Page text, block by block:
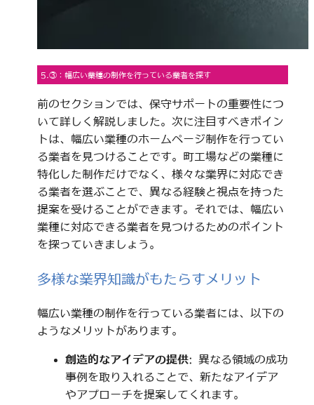
5.③：幅広い業種の制作を行っている業者を探す
前のセクションでは、保守サポートの重要性につ
いて詳しく解説しました。次に注目すべきポイン
トは、幅広い業種のホームページ制作を行ってい
る業者を見つけることです。町工場などの業種に
特化した制作だけでなく、様々な業界に対応でき
る業者を選ぶことで、異なる経験と視点を持った
提案を受けることができます。それでは、幅広い
業種に対応できる業者を見つけるためのポイント
を探っていきましょう。
多様な業界知識がもたらすメリット
幅広い業種の制作を行っている業者には、以下の
ようなメリットがあります。
創造的なアイデアの提供: 異なる領域の成功
事例を取り入れることで、新たなアイデア
やアプローチを提案してくれます。